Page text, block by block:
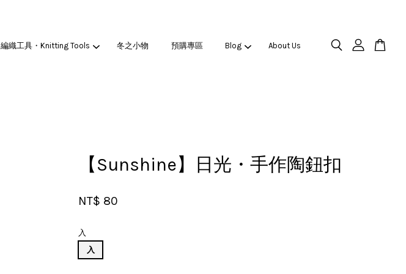
編織工具・Knitting Tools 冬之小物 預購專區 Blog About Us
【Sunshine】日光・手作陶鈕扣
NT$ 80
入
入